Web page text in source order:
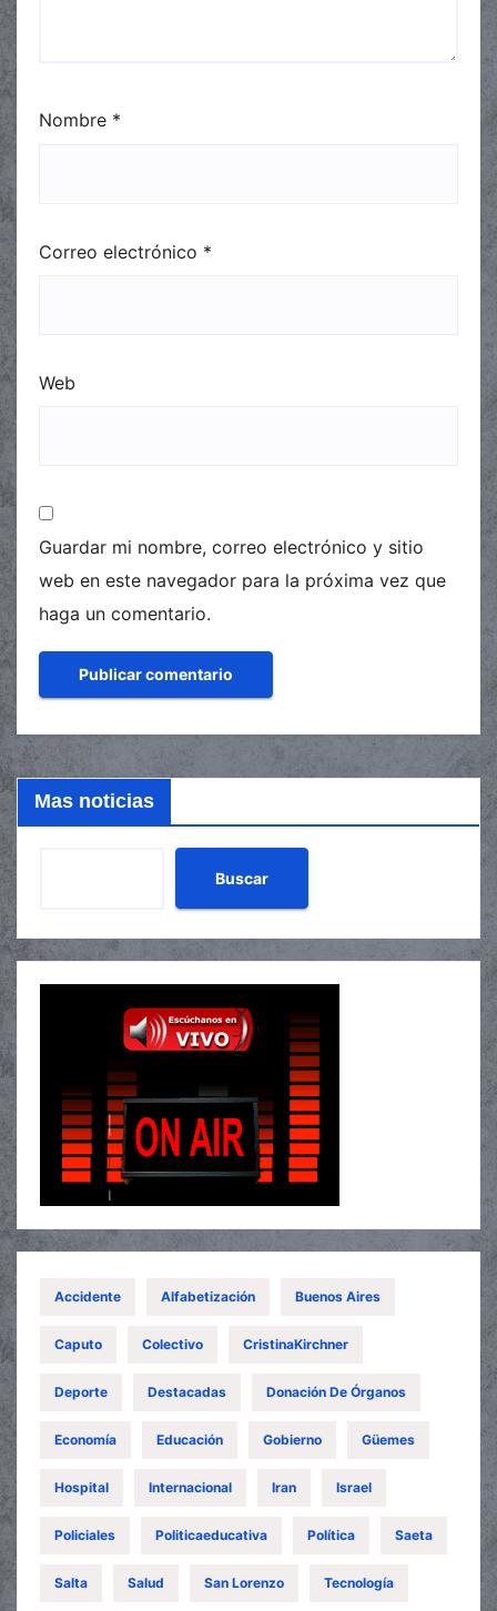
Nombre *
Correo electrónico *
Web
Guardar mi nombre, correo electrónico y sitio
web en este navegador para la próxima vez que
haga un comentario.
Mas noticias
Buscar
Accidente Alfabetización Buenos Aires
Caputo Colectivo CristinaKirchner
Deporte Destacadas Donación De Órganos
Economía Educación Gobierno Güemes
Hospital Internacional Iran Israel
Policiales Politicaeducativa Política Saeta
Salta Salud San Lorenzo Tecnología